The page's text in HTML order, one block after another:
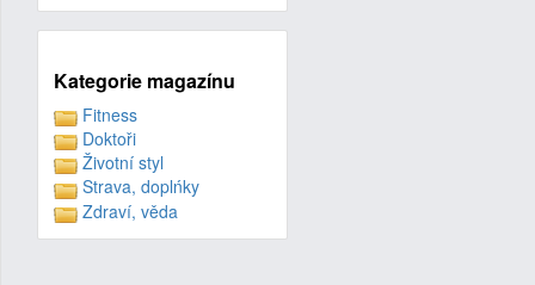
Kategorie magazínu
Fitness
Doktoři
Životní styl
Strava, doplńky
Zdraví, věda